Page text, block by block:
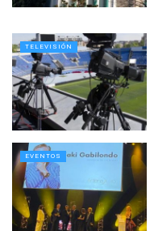
TELEVISIÓN
EVENTOS